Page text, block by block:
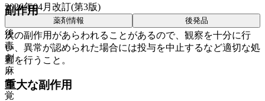
副作用
次の副作用があらわれることがあるので、観察を十分に行
い、異常が認められた場合には投与を中止するなど適切な処
置を行うこと。
重大な副作用
2026年04月改訂(第3版)
薬剤情報 後発品
後
毒
劇
麻
向
覚